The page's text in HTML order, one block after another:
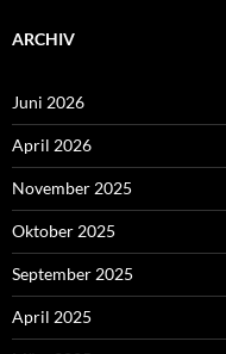
ARCHIV
Juni 2026
April 2026
November 2025
Oktober 2025
September 2025
April 2025